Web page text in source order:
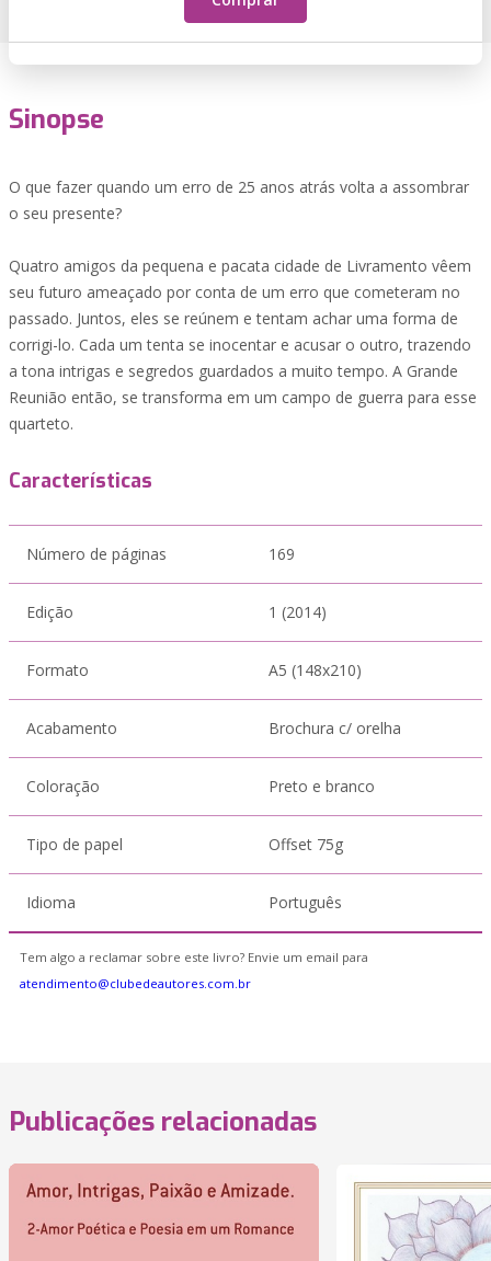
Sinopse
O que fazer quando um erro de 25 anos atrás volta a assombrar
o seu presente?
Quatro amigos da pequena e pacata cidade de Livramento vêem
seu futuro ameaçado por conta de um erro que cometeram no
passado. Juntos, eles se reúnem e tentam achar uma forma de
corrigi-lo. Cada um tenta se inocentar e acusar o outro, trazendo
a tona intrigas e segredos guardados a muito tempo. A Grande
Reunião então, se transforma em um campo de guerra para esse
quarteto.
Características
Número de páginas 169
Edição 1 (2014)
Formato A5 (148x210)
Acabamento Brochura c/ orelha
Coloração Preto e branco
Tipo de papel Offset 75g
Idioma Português
Tem algo a reclamar sobre este livro? Envie um email para
atendimento@clubedeautores.com.br
Publicações relacionadas